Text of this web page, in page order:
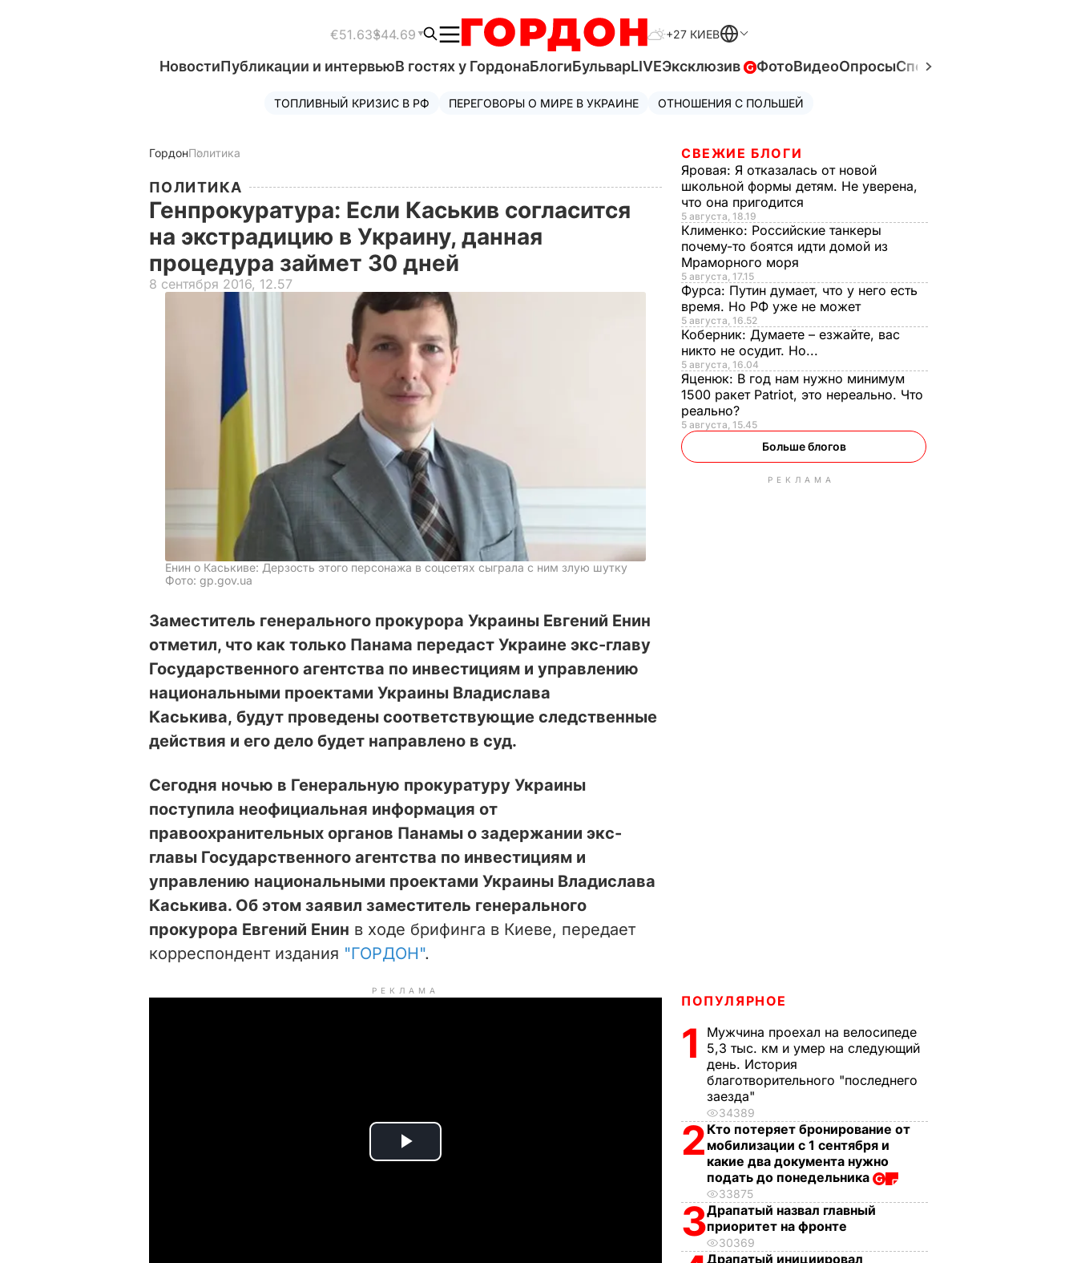
€51.63$44.69 +27 КИЕВ
НовостиПубликации и интервьюВ гостях у ГордонаБлогиБульварLIVEЭксклюзив ФотоВидеоОпросыСпецпроекты
ТОПЛИВНЫЙ КРИЗИС В РФ ПЕРЕГОВОРЫ О МИРЕ В УКРАИНЕ ОТНОШЕНИЯ С ПОЛЬШЕЙ
ГордонПолитика
ПОЛИТИКА
Генпрокуратура: Если Каськив согласится
на экстрадицию в Украину, данная
процедура займет 30 дней
8 сентября 2016, 12.57
Енин о Каськиве: Дерзость этого персонажа в соцсетях сыграла с ним злую шутку
Фото: gp.gov.ua
Заместитель генерального прокурора Украины Евгений Енин
отметил, что как только Панама передаст Украине экс-главу
Государственного агентства по инвестициям и управлению
национальными проектами Украины Владислава
Каськива, будут проведены соответствующие следственные
действия и его дело будет направлено в суд.
Сегодня ночью в Генеральную прокуратуру Украины
поступила неофициальная информация от
правоохранительных органов Панамы о задержании экс-
главы Государственного агентства по инвестициям и
управлению национальными проектами Украины Владислава
Каськива. Об этом заявил заместитель генерального
прокурора Евгений Енин в ходе брифинга в Киеве, передает
корреспондент издания "ГОРДОН".
РЕКЛАМА
P
СВЕЖИЕ БЛОГИ
Яровая: Я отказалась от новой
школьной формы детям. Не уверена,
что она пригодится
5 августа, 18.19
Клименко: Российские танкеры
почему-то боятся идти домой из
Мраморного моря
5 августа, 17.15
Фурса: Путин думает, что у него есть
время. Но РФ уже не может
5 августа, 16.52
Коберник: Думаете – езжайте, вас
никто не осудит. Но...
5 августа, 16.04
Яценюк: В год нам нужно минимум
1500 ракет Patriot, это нереально. Что
реально?
5 августа, 15.45
Больше блогов
РЕКЛАМА
ПОПУЛЯРНОЕ
1
Мужчина проехал на велосипеде
5,3 тыс. км и умер на следующий
день. История
благотворительного "последнего
заезда"
34389
2 Кто потеряет бронирование от
мобилизации с 1 сентября и
какие два документа нужно
подать до понедельника
33875
3Драпатый назвал главный
приоритет на фронте
30369
Драпатый инициировал